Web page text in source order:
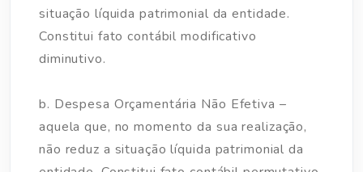
situação líquida patrimonial da entidade.
Constitui fato contábil modificativo
diminutivo.
b. Despesa Orçamentária Não Efetiva –
aquela que, no momento da sua realização,
não reduz a situação líquida patrimonial da